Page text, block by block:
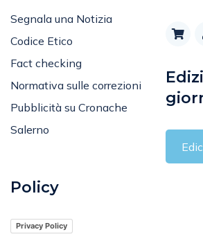
Segnala una Notizia
Codice Etico
Fact checking
Normativa sulle correzioni
Pubblicità su Cronache
Salerno
Policy
Privacy Policy